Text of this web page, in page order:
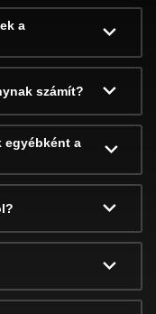
a
számít?
egyébként a